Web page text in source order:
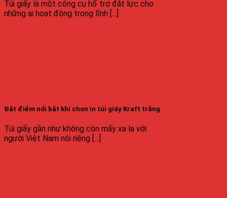
Túi giấy là một công cụ hổ trợ đắt lực cho
những ai hoạt động trong lĩnh [...]
Đặt điểm nổi bật khi chọn in túi giấy Kraft trắng
Túi giấy gần như không còn mấy xa lạ với
người Việt Nam nói riêng [...]